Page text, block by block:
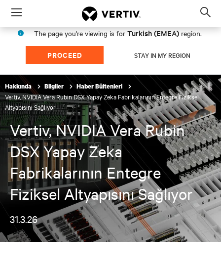
Menu
The page you're viewing is for Turkish (EMEA) region.
PROCEED STAY IN MY REGION
Hakkında Bilgiler Haber Bültenleri
Vertiv, NVIDIA Vera Rubin DSX Yapay Zeka Fabrikalarının Entegre Fiziksel
Altyapısını Sağlıyor
Vertiv, NVIDIA Vera Rubin
DSX Yapay Zeka
Fabrikalarının Entegre
Fiziksel Altyapısını Sağlıyor
31.3.26